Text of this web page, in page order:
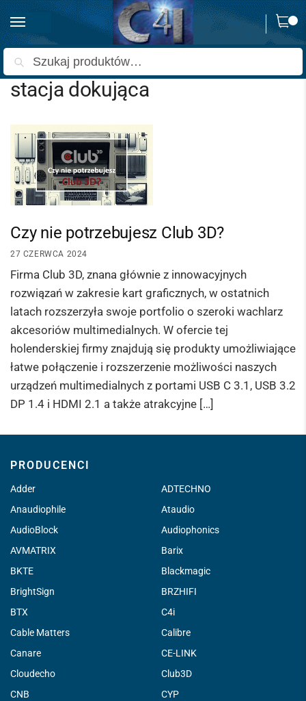
0
Strona główna Wpisy oznaczone “stacja dokująca”
stacja dokująca
Czy nie potrzebujesz Club 3D?
27 CZERWCA 2024
Firma Club 3D, znana głównie z innowacyjnych
rozwiązań w zakresie kart graficznych, w ostatnich
latach rozszerzyła swoje portfolio o szeroki wachlarz
akcesoriów multimedialnych. W ofercie tej
holenderskiej firmy znajdują się produkty umożliwiające
łatwe połączenie i rozszerzenie możliwości naszych
urządzeń multimedialnych z portami USB C 3.1, USB 3.2
DP 1.4 i HDMI 2.1 a także atrakcyjne […]
PRODUCENCI
Adder
ADTECHNO
Anaudiophile
Ataudio
AudioBlock
Audiophonics
AVMATRIX
Barix
BKTE
Blackmagic
BrightSign
BRZHIFI
BTX
C4i
Cable Matters
Calibre
Canare
CE-LINK
Cloudecho
Club3D
CNB
CYP